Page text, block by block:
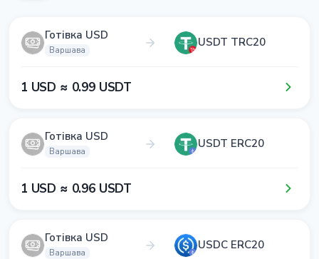
Готівка USD
Варшава
USDT TRC20
1​ USD ≈ 0​.9​9​ USDT
Готівка USD
Варшава
USDT ERC20
1​ USD ≈ 0​.9​6​ USDT
Готівка USD
Варшава
USDC ERC20